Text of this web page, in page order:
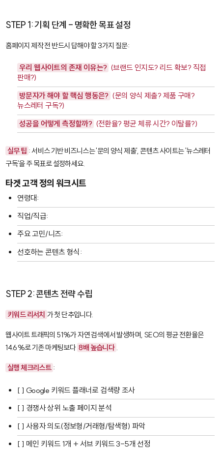
STEP 1: 기획 단계 - 명확한 목표 설정
홈페이지 제작 전 반드시 답해야 할 3가지 질문:
우리 웹사이트의 존재 이유는? (브랜드 인지도? 리드 확보? 직접
판매?)
방문자가 해야 할 핵심 행동은? (문의 양식 제출? 제품 구매?
뉴스레터 구독?)
성공을 어떻게 측정할까? (전환율? 평균 체류 시간? 이탈률?)
실무 팁 : 서비스 기반 비즈니스는 '문의 양식 제출', 콘텐츠 사이트는 '뉴스레터
구독'을 주 목표로 설정하세요.
타겟 고객 정의 워크시트
연령대:
직업/직급:
주요 고민/니즈:
선호하는 콘텐츠 형식:
STEP 2: 콘텐츠 전략 수립
키워드 리서치 가 첫 단추입니다.
웹사이트 트래픽의 51%가 자연 검색에서 발생하며, SEO의 평균 전환율은
14.6%로 기존 마케팅보다 8배 높습니다 .
실행 체크리스트 :
[ ] Google 키워드 플래너로 검색량 조사
[ ] 경쟁사 상위 노출 페이지 분석
[ ] 사용자 의도(정보형/거래형/탐색형) 파악
[ ] 메인 키워드 1개 + 서브 키워드 3-5개 선정